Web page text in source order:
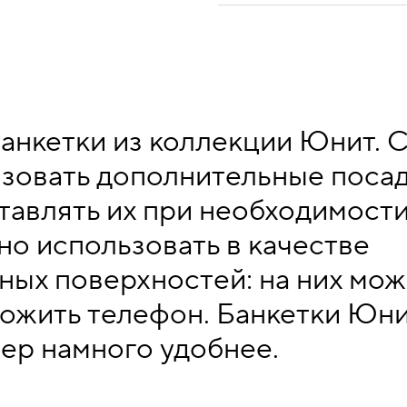
из коллекции Юнит.
дополнительные
их при
использовать в качестве
поверхностей: на них
телефон. Банкетки
намного удобнее.